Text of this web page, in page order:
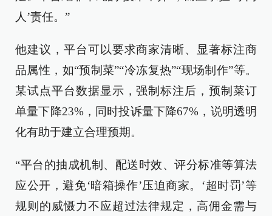
人’责任。”
他建议，平台可以要求商家清晰、显著标注商
品属性，如“预制菜”“冷冻复热”“现场制作”等。
某试点平台数据显示，强制标注后，预制菜订
单量下降23%，同时投诉量下降67%，说明透明
化有助于建立合理预期。
“平台的抽成机制、配送时效、评分标准等算法
应公开，避免‘暗箱操作’压迫商家。‘超时罚’等
规则的威慑力不应超过法律规定，高佣金需与